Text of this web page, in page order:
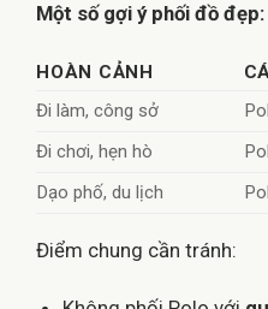
Một số gợi ý phối đồ đẹp:
HOÀN CẢNH
Đi làm, công sở
Đi chơi, hẹn hò
Dạo phố, du lịch
Điểm chung cần tránh: